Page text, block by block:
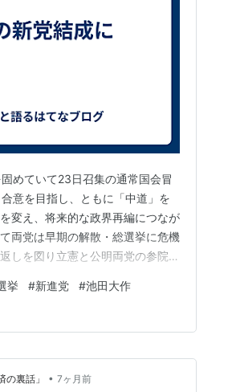
めていて23日召集の通常国会冒
意を目指し、ともに「中道」を
変え、将来的な政界再編につなが
両党は早期の解散・総選挙に危機
しを図り立憲と公明両党の参院議
者が明らかにしていて早期解散で
見込…
挙 #新進党 #池田大作
裏話」 • 7ヶ月前